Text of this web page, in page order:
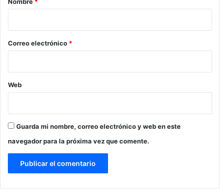
*
Correo electrónico *
Web
Guarda mi nombre, correo electrónico y web en este
navegador para la próxima vez que comente.